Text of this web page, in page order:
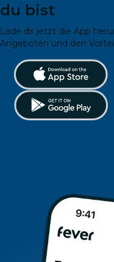
du bist
Lade dir jetzt die App
Angeboten und den